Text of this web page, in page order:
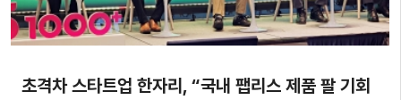
초격차 스타트업 한자리, “국내 팹리스 제품 팔 기회